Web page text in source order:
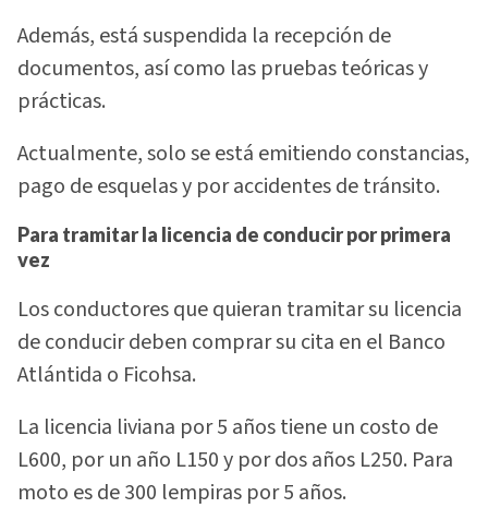
Además, está suspendida la recepción de
documentos, así como las pruebas teóricas y
prácticas.
Actualmente, solo se está emitiendo constancias,
pago de esquelas y por accidentes de tránsito.
Para tramitar la licencia de conducir por primera
vez
Los conductores que quieran tramitar su licencia
de conducir deben comprar su cita en el Banco
Atlántida o Ficohsa.
La licencia liviana por 5 años tiene un costo de
L600, por un año L150 y por dos años L250. Para
moto es de 300 lempiras por 5 años.